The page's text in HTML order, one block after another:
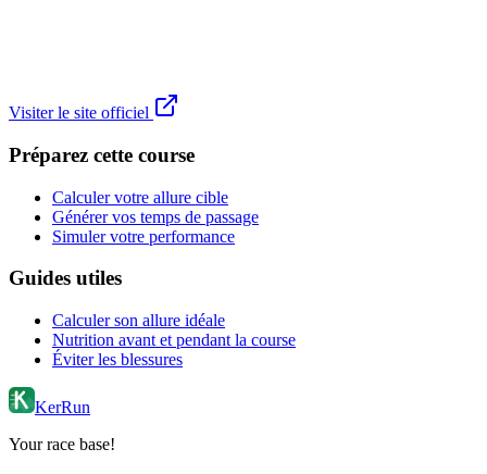
Visiter le site officiel
Préparez cette course
Calculer votre allure cible
Générer vos temps de passage
Simuler votre performance
Guides utiles
Calculer son allure idéale
Nutrition avant et pendant la course
Éviter les blessures
KerRun
Your race base!